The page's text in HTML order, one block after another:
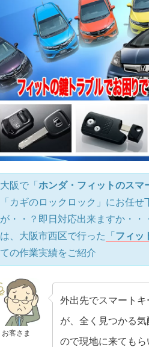
大阪で「 ホンダ・フィットのスマ
「カギのロックロック」にお任
が・・？即日対応出来ますか・・
は、大阪市西区で行った
「 フィッ
ての作業実績をご紹介
お客さま
外出先でスマート
が、全く見つかる
ので現地に来ても